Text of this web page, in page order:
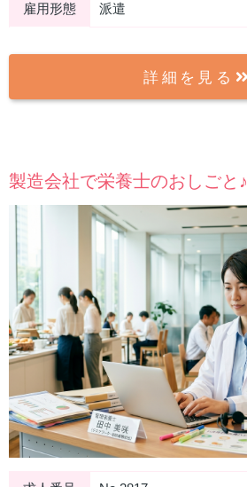
雇用形態 派遣
詳細を見る
製造会社で栄養士のおしごと♪